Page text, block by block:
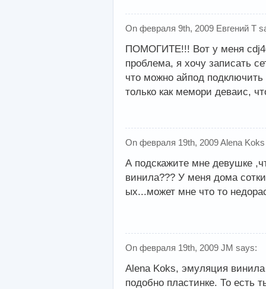
On февраля 9th, 2009 Евгений T
ПОМОГИТЕ!!! Вот у меня
проблема, я хочу записать
что можно айпод подключить
только как мемори деваис,
On февраля 19th, 2009 Alena
А подскажите мне девушке
винила??? У меня дома
ых...может мне что то
On февраля 19th, 2009 JM says:
Alena Koks, эмуляция винила
подобно пластинке. То есть